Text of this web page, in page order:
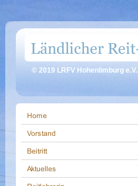
© 2019 LRFV Hohenlimburg e.V.